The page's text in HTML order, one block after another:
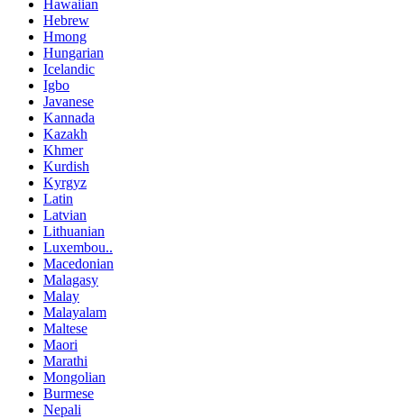
Hawaiian
Hebrew
Hmong
Hungarian
Icelandic
Igbo
Javanese
Kannada
Kazakh
Khmer
Kurdish
Kyrgyz
Latin
Latvian
Lithuanian
Luxembou..
Macedonian
Malagasy
Malay
Malayalam
Maltese
Maori
Marathi
Mongolian
Burmese
Nepali